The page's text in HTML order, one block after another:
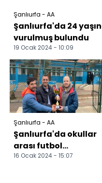
Şanlıurfa - AA
Şanlıurfa'da 24
vurulmuş bulundu
19 Ocak 2024 - 10:09
Şanlıurfa - AA
Şanlıurfa'da okullar
arası futbol
turnuvası
16 Ocak 2024 - 15:07